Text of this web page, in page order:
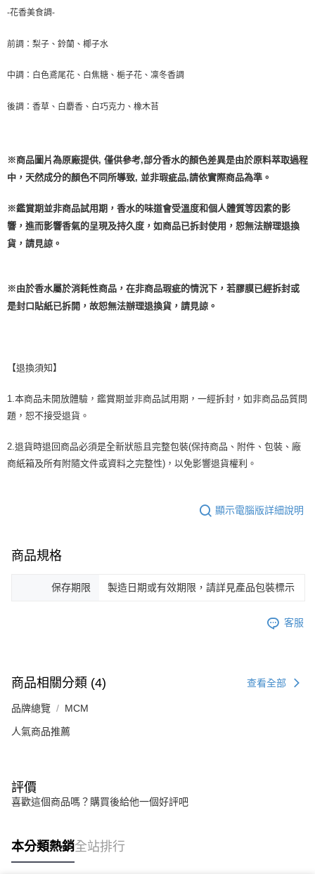
-花香美食調-
前調：梨子、鈴蘭、椰子水
中調：白色鳶尾花、白焦糖、梔子花、凜冬香調
後調：香草、白麝香、白巧克力、橡木苔
※商品圖片為原廠提供, 僅供參考,部分香水的顏色差異是由於原料萃取過程
中，天然成分的顏色不同所導致, 並非瑕疵品,請依實際商品為準。
※鑑賞期並非商品試用期，香水的味道會受溫度和個人體質等因素的影
響，進而影響香氣的呈現及持久度，如商品已拆封使用，恕無法辦理退換
貨，請見諒。
※由於香水屬於消耗性商品，在非商品瑕疵的情況下，若膠膜已經拆封或
是封口貼紙已拆開，故恕無法辦理退換貨，請見諒。
【退換須知】
1.本商品未開放體驗，鑑賞期並非商品試用期，一經拆封，如非商品品質問
題，恕不接受退貨。
2.退貨時退回商品必須是全新狀態且完整包裝(保持商品、附件、包裝、廠
商紙箱及所有附隨文件或資料之完整性)，以免影響退貨權利。
顯示電腦版詳細說明
商品規格
保存期限 製造日期或有效期限，請詳見產品包裝標示
客服
商品相關分類 (4) 查看全部
品牌總覽 MCM
人氣商品推薦
評價
喜歡這個商品嗎？購買後給他一個好評吧
本分類熱銷全站排行